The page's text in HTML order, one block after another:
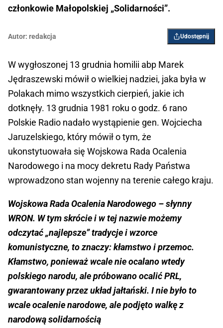
członkowie Małopolskiej „Solidarności”.
Autor: redakcja Udostępnij
W wygłoszonej 13 grudnia homilii abp Marek
Jędraszewski mówił o wielkiej nadziei, jaka była w
Polakach mimo wszystkich cierpień, jakie ich
dotknęły. 13 grudnia 1981 roku o godz. 6 rano
Polskie Radio nadało wystąpienie gen. Wojciecha
Jaruzelskiego, który mówił o tym, że
ukonstytuowała się Wojskowa Rada Ocalenia
Narodowego i na mocy dekretu Rady Państwa
wprowadzono stan wojenny na terenie całego kraju.
Wojskowa Rada Ocalenia Narodowego – słynny
WRON. W tym skrócie i w tej nazwie możemy
odczytać „najlepsze” tradycje i wzorce
komunistyczne, to znaczy: kłamstwo i przemoc.
Kłamstwo, ponieważ wcale nie ocalano wtedy
polskiego narodu, ale próbowano ocalić PRL,
gwarantowany przez układ jałtański. I nie było to
wcale ocalenie narodowe, ale podjęto walkę z
narodową solidarnością